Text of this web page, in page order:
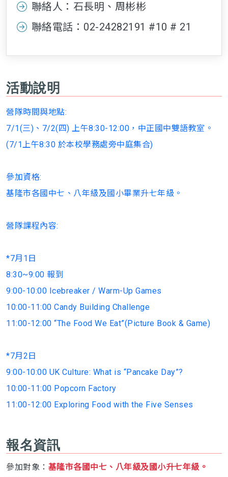
聯絡人：石長明、周彬彬
聯絡電話：02-24282191 #10 # 21
活動說明
營隊時間與地點:
7/1(三)、7/2(四) 上午8:30-12:00，中正國中雙語教室。
(7/1上午8:30 於本校學務處旁中庭集合)
參加資格:
基隆市各國中七、八年級及國小畢業升七年級。
營隊課程內容:
*7月1日
8:30~9:00 報到
9:00-10:00 Icebreaker / Warm-Up Games
10:00-11:00 Candy Building Challenge
11:00-12:00 “The Food We Eat”(Picture Book & Game)
*7月2日
9:00-10:00 UK Culture: What is “Pancake Day”?
10:00-11:00 Popcorn Factory
11:00-12:00 Exploring Food with the Five Senses
報名資訊
參加對象： 基隆市各國中七、八年級及國小升七年級。